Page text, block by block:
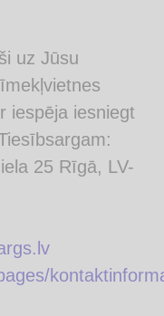
uz Jūsu
iespēja iesniegt
25 Rīgā, LV-